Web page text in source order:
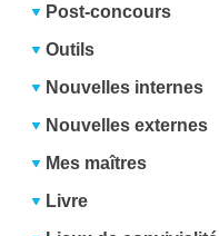
Post-concours
Outils
Nouvelles internes
Nouvelles externes
Mes maîtres
Livre